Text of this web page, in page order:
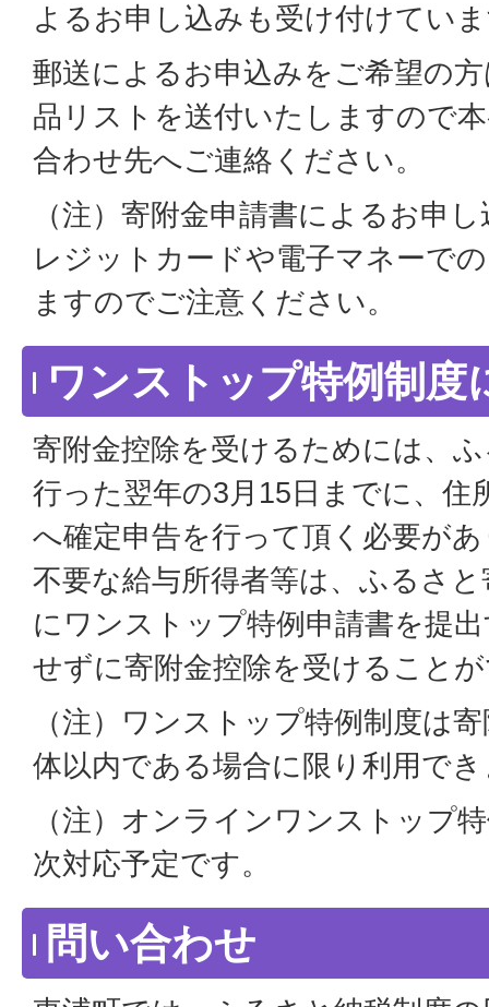
よるお申し込みも受け付けてい
郵送によるお申込みをご希望の
品リストを送付いたしますので
合わせ先へご連絡ください。
（注）寄附金申請書によるお申
レジットカードや電子マネーで
ますのでご注意ください。
ワンストップ特例制度
寄附金控除を受けるためには、
行った翌年の3月15日までに、住
へ確定申告を行って頂く必要が
不要な給与所得者等は、ふるさ
にワンストップ特例申請書を提
せずに寄附金控除を受けること
（注）ワンストップ特例制度は
体以内である場合に限り利用で
（注）オンラインワンストップ
次対応予定です。
問い合わせ